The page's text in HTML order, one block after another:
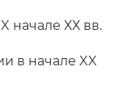
начале ХХ вв.
в начале XX
см)